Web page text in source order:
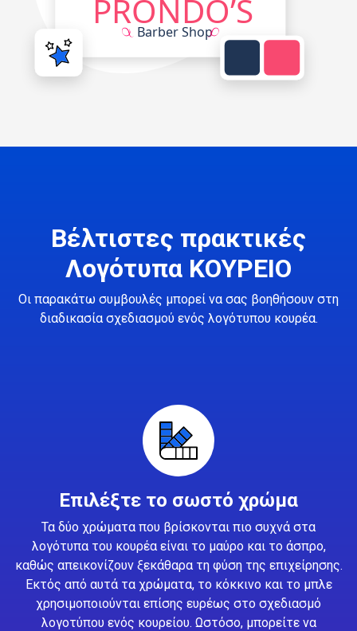
Βέλτιστες πρακτικές
Λογότυπα ΚΟΥΡΕΙΟ
Οι παρακάτω συμβουλές μπορεί να σας βοηθήσουν στη
διαδικασία σχεδιασμού ενός λογότυπου κουρέα.
Επιλέξτε το σωστό χρώμα
Τα δύο χρώματα που βρίσκονται πιο συχνά στα
λογότυπα του κουρέα είναι το μαύρο και το άσπρο,
καθώς απεικονίζουν ξεκάθαρα τη φύση της επιχείρησης.
Εκτός από αυτά τα χρώματα, το κόκκινο και το μπλε
χρησιμοποιούνται επίσης ευρέως στο σχεδιασμό
λογοτύπου ενός κουρείου. Ωστόσο, μπορείτε να